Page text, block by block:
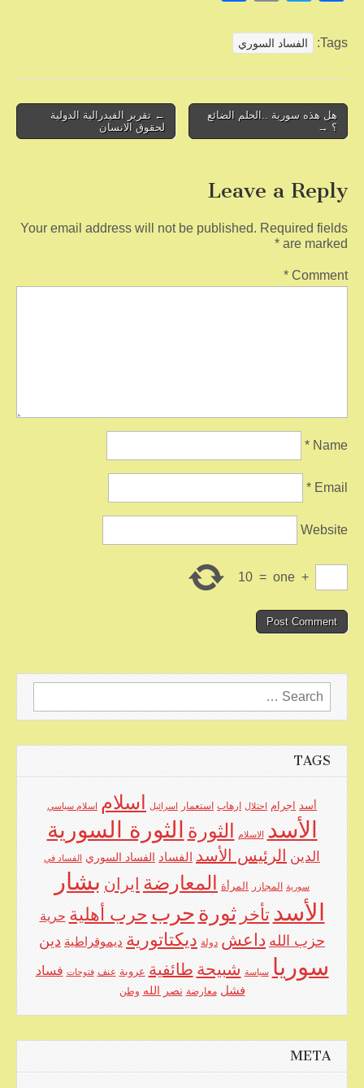
c
o
o
tt
ail
Tags: الفساد السوري
Post
navigation
← تقرير الفيدرالية الدولية
لحقوق الانسان
هل هذه سورية ..الحلم الضائع
؟ →
Leave a Reply
Your email address will not be published. Required fields
are marked
*
Comment
*
Name
*
Email
*
Website
+
one
=
10
Search
for:
TAGS
أسد اجرام احتلال ارهاب استعمار اسرائيل اسلام اسلام سياسي
الأسد الاسلام الثورة الثورة السورية
الدين الرئيس الأسد الفساد الفساد السوري الفساد في
سورية المجازر المرأة المعارضة ايران بشار
الأسد تأخر ثورة حرب حرب أهلية حرية
حزب الله داعش دولة ديكتاتورية ديموقراطية دين
سوريا سياسة شبيحة طائفية عروبة عنف فتوحات فساد
فشل معارضة نصر الله وطن
META